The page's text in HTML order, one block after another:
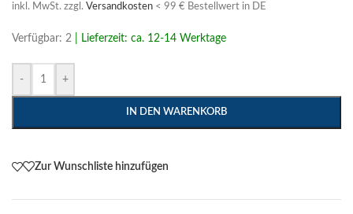
inkl. MwSt. zzgl. Versandkosten < 99 € Bestellwert in DE
Verfügbar: 2 | Lieferzeit: ca. 12-14 Werktage
- +
IN DEN WARENKORB
Zur Wunschliste hinzufügen